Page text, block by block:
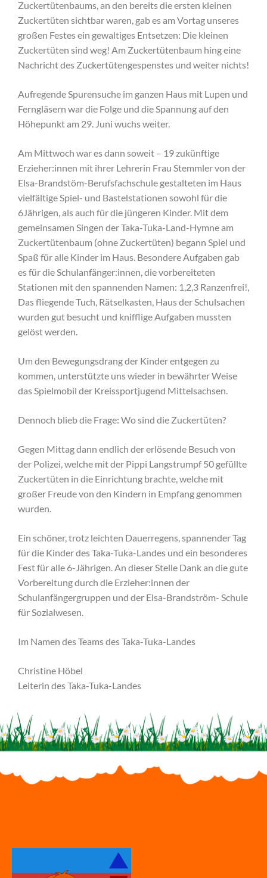
Zuckertütenbaums, an den bereits die ersten kleinen
Zuckertüten sichtbar waren, gab es am Vortag unseres
großen Festes ein gewaltiges Entsetzen: Die kleinen
Zuckertüten sind weg! Am Zuckertütenbaum hing eine
Nachricht des Zuckertütengespenstes und weiter nichts!
Aufregende Spurensuche im ganzen Haus mit Lupen und
Ferngläsern war die Folge und die Spannung auf den
Höhepunkt am 29. Juni wuchs weiter.
Am Mittwoch war es dann soweit – 19 zukünftige
Erzieher:innen mit ihrer Lehrerin Frau Stemmler von der
Elsa-Brandstöm-Berufsfachschule gestalteten im Haus
vielfältige Spiel- und Bastelstationen sowohl für die
6Jährigen, als auch für die jüngeren Kinder. Mit dem
gemeinsamen Singen der Taka-Tuka-Land-Hymne am
Zuckertütenbaum (ohne Zuckertüten) begann Spiel und
Spaß für alle Kinder im Haus. Besondere Aufgaben gab
es für die Schulanfänger:innen, die vorbereiteten
Stationen mit den spannenden Namen: 1,2,3 Ranzenfrei!,
Das fliegende Tuch, Rätselkasten, Haus der Schulsachen
wurden gut besucht und knifflige Aufgaben mussten
gelöst werden.
Um den Bewegungsdrang der Kinder entgegen zu
kommen, unterstützte uns wieder in bewährter Weise
das Spielmobil der Kreissportjugend Mittelsachsen.
Dennoch blieb die Frage: Wo sind die Zuckertüten?
Gegen Mittag dann endlich der erlösende Besuch von
der Polizei, welche mit der Pippi Langstrumpf 50 gefüllte
Zuckertüten in die Einrichtung brachte, welche mit
großer Freude von den Kindern in Empfang genommen
wurden.
Ein schöner, trotz leichten Dauerregens, spannender Tag
für die Kinder des Taka-Tuka-Landes und ein besonderes
Fest für alle 6-Jährigen. An dieser Stelle Dank an die gute
Vorbereitung durch die Erzieher:innen der
Schulanfängergruppen und der Elsa-Brandström- Schule
für Sozialwesen.
Im Namen des Teams des Taka-Tuka-Landes
Christine Höbel
Leiterin des Taka-Tuka-Landes